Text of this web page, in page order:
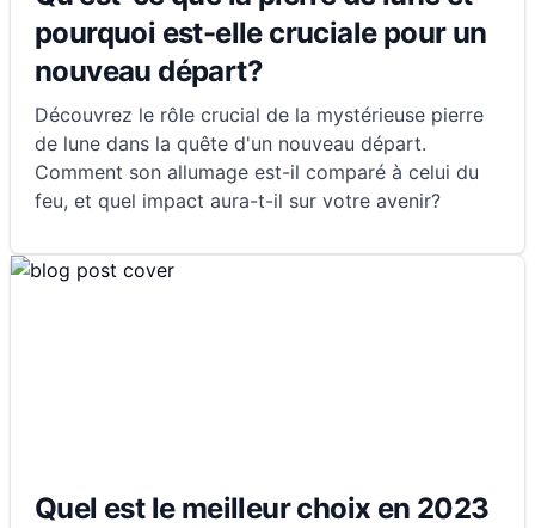
pourquoi est-elle cruciale pour un
nouveau départ?
Découvrez le rôle crucial de la mystérieuse pierre
de lune dans la quête d'un nouveau départ.
Comment son allumage est-il comparé à celui du
feu, et quel impact aura-t-il sur votre avenir?
Quel est le meilleur choix en 2023